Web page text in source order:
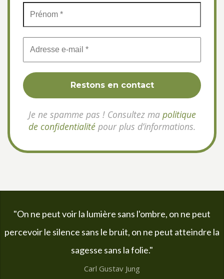
Je ne spamme pas ! Consultez ma politique
de confidentialité pour plus d’informations.
"On ne peut voir la lumière sans l'ombre, on ne peut
percevoir le silence sans le bruit, on ne peut atteindre la
sagesse sans la folie."
Carl Gustav Jung